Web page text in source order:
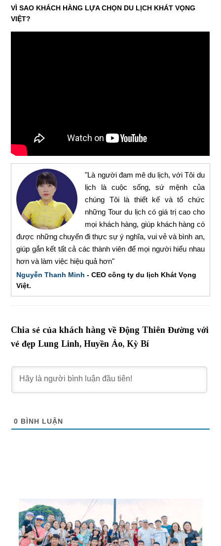
VÌ SAO KHÁCH HÀNG LỰA CHỌN DU LỊCH KHÁT VỌNG
VIỆT?
"Là người đam mê du lịch, với Tôi du
lịch là cuộc sống, sứ mệnh của
chúng Tôi là thiết kế và tổ chức
những Tour du lịch có giá trị cao cho
mọi khách hàng, giúp khách hàng có
được những chuyến đi thực sự ý nghĩa, vui vẻ và bình an,
giúp gắn kết tất cả các thành viên để mọi người hiểu nhau
hơn và làm việc hiệu quả hơn"
Nguyễn Thanh Minh - CEO công ty du lịch Khát Vọng
Việt.
Chia sẻ của khách hàng về Động Thiên Đường với
vẻ đẹp Lung Linh, Huyền Ảo, Kỳ Bí
0 BÌNH LUẬN